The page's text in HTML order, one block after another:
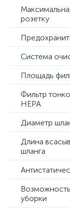
розетку
Система
Площадь
Фильтр
HEPA
Диаметр
Длина
шланга
уборки